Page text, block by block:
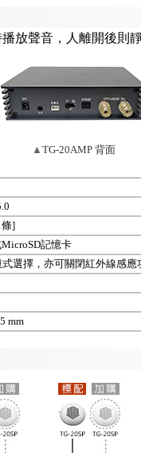
放聲音，人離開後則
▲ TG-20AMP 背面
]
記憶卡
選擇，亦可關閉紅外線感應
mm